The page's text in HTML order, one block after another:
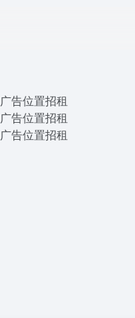
广告位置招租
广告位置招租
广告位置招租